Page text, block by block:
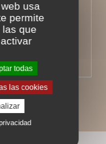
usa
permite
las que
todas
las cookies